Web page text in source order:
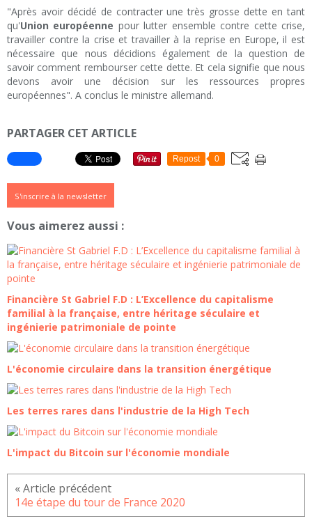
"Après avoir décidé de contracter une très grosse dette en tant
qu'Union européenne pour lutter ensemble contre cette crise,
travailler contre la crise et travailler à la reprise en Europe, il est
nécessaire que nous décidions également de la question de
savoir comment rembourser cette dette. Et cela signifie que nous
devons avoir une décision sur les ressources propres
européennes". A conclus le ministre allemand.
PARTAGER CET ARTICLE
Repost 0
S'inscrire à la newsletter
Vous aimerez aussi :
Financière St Gabriel F.D : L’Excellence du capitalisme
familial à la française, entre héritage séculaire et
ingénierie patrimoniale de pointe
L'économie circulaire dans la transition énergétique
Les terres rares dans l'industrie de la High Tech
L'impact du Bitcoin sur l'économie mondiale
14e étape du tour de France 2020